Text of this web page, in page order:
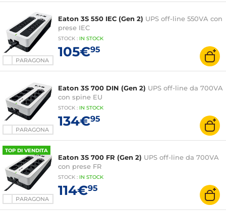
PARAGONA
Eaton 3S 550 IEC (Gen 2) UPS off-line 550VA con
prese IEC
STOCK : IN STOCK
105€95
PARAGONA
Eaton 3S 700 DIN (Gen 2) UPS off-line da 700VA
con spine EU
STOCK : IN STOCK
134€95
TOP DI VENDITA
PARAGONA
Eaton 3S 700 FR (Gen 2) UPS off-line da 700VA
con prese FR
STOCK : IN STOCK
114€95